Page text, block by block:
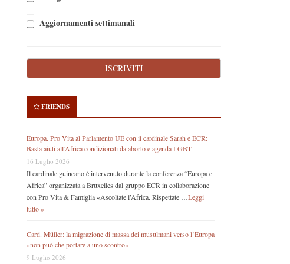
Aggiornamenti settimanali
FRIENDS
Europa. Pro Vita al Parlamento UE con il cardinale Sarah e ECR:
Basta aiuti all’Africa condizionati da aborto e agenda LGBT
16 Luglio 2026
Il cardinale guineano è intervenuto durante la conferenza “Europa e
Africa” organizzata a Bruxelles dal gruppo ECR in collaborazione
con Pro Vita & Famiglia «Ascoltate l’Africa. Rispettate … Leggi
tutto »
Card. Müller: la migrazione di massa dei musulmani verso l’Europa
«non può che portare a uno scontro»
9 Luglio 2026